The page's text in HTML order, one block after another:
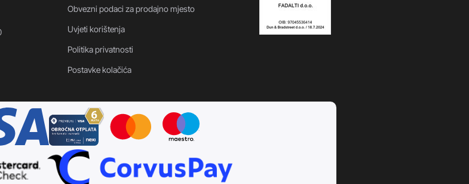
Obvezni podaci za prodajno mjesto
Uvjeti korištenja
Politika privatnosti
Postavke kolačića